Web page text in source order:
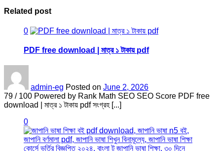
Related post
0
PDF free download | মাত্র ১ টাকায় pdf
admin-eg Posted on June 2, 2026
79 / 100 Powered by Rank Math SEO SEO Score PDF free
download | মাত্র ১ টাকায় pdf সংগ্রহ [...]
0